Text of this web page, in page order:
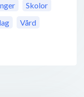
Skolor
Vård